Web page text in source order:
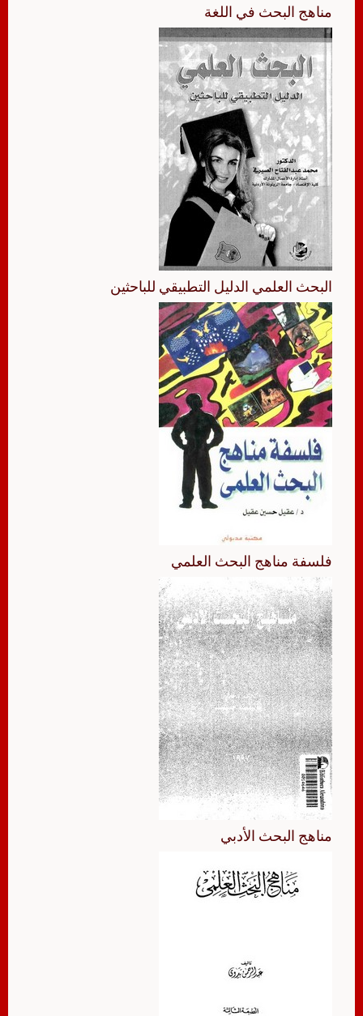
مناهج البحث في اللغة
البحث العلمي الدليل التطبيقي للباحثين
فلسفة مناهج البحث العلمي
مناهج البحث الأدبي